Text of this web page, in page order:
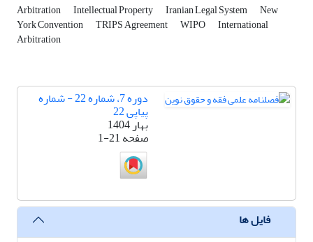
Arbitration Intellectual Property Iranian Legal System New
York Convention TRIPS Agreement WIPO International
Arbitration
دوره 7، شماره 22 - شماره
پیاپی 22
بهار 1404
صفحه1-21
فایل ها